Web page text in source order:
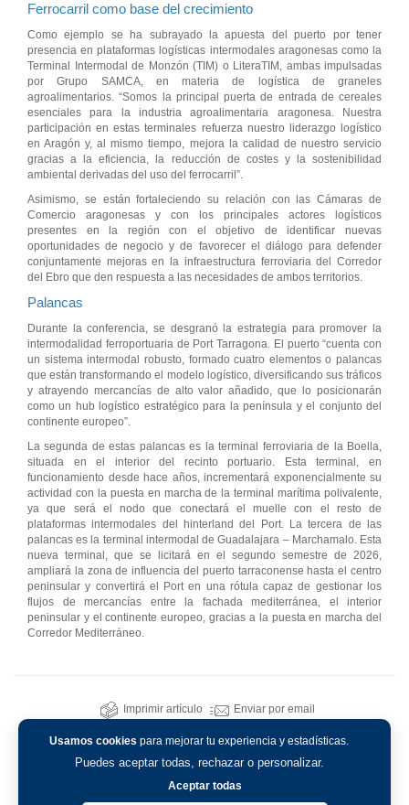
Usamos cookies para mejorar tu experiencia y estadísticas.
Puedes aceptar todas, rechazar o personalizar.
Aceptar todas
Ferrocarril como base del crecimiento
Como ejemplo se ha subrayado la apuesta del puerto por tener
presencia en plataformas logísticas intermodales aragonesas como la
Terminal Intermodal de Monzón (TIM) o LiteraTIM, ambas impulsadas
por Grupo SAMCA, en materia de logística de graneles
agroalimentarios. “Somos la principal puerta de entrada de cereales
esenciales para la industria agroalimentaria aragonesa. Nuestra
participación en estas terminales refuerza nuestro liderazgo logístico
en Aragón y, al mismo tiempo, mejora la calidad de nuestro servicio
gracias a la eficiencia, la reducción de costes y la sostenibilidad
ambiental derivadas del uso del ferrocarril”.
Asimismo, se están fortaleciendo su relación con las Cámaras de
Comercio aragonesas y con los principales actores logísticos
presentes en la región con el objetivo de identificar nuevas
oportunidades de negocio y de favorecer el diálogo para defender
conjuntamente mejoras en la infraestructura ferroviaria del Corredor
del Ebro que den respuesta a las necesidades de ambos territorios.
Palancas
Durante la conferencia, se desgranó la estrategia para promover la
intermodalidad ferroportuaria de Port Tarragona. El puerto “cuenta con
un sistema intermodal robusto, formado cuatro elementos o palancas
que están transformando el modelo logístico, diversificando sus tráficos
y atrayendo mercancías de alto valor añadido, que lo posicionarán
como un hub logístico estratégico para la península y el conjunto del
continente europeo”.
La segunda de estas palancas es la terminal ferroviaria de la Boella,
situada en el interior del recinto portuario. Esta terminal, en
funcionamiento desde hace años, incrementará exponencialmente su
actividad con la puesta en marcha de la terminal marítima polivalente,
ya que será el nodo que conectará el muelle con el resto de
plataformas intermodales del hinterland del Port. La tercera de las
palancas es la terminal intermodal de Guadalajara – Marchamalo. Esta
nueva terminal, que se licitará en el segundo semestre de 2026,
ampliará la zona de influencia del puerto tarraconense hasta el centro
peninsular y convertirá el Port en una rótula capaz de gestionar los
flujos de mercancías entre la fachada mediterránea, el interior
peninsular y el continente europeo, gracias a la puesta en marcha del
Corredor Mediterráneo.
Imprimir artículo Enviar por email